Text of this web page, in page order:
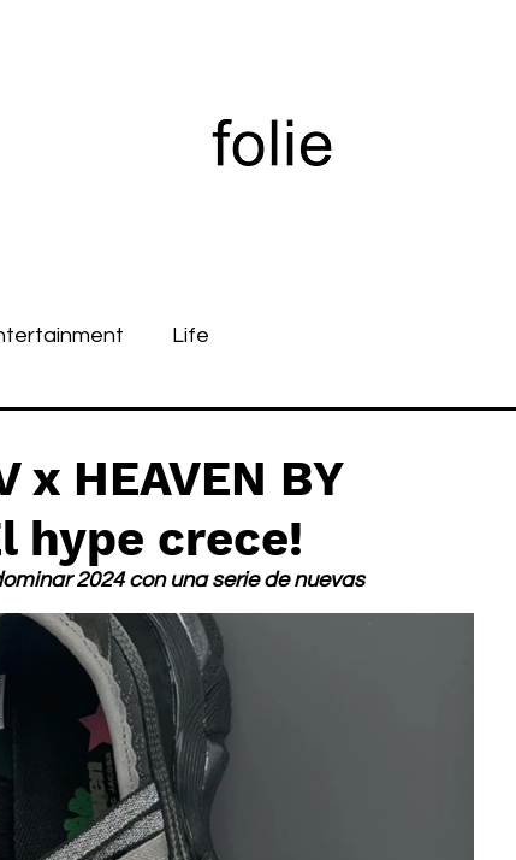
Life
x HEAVEN BY
hype crece!
2024 con una serie de nuevas